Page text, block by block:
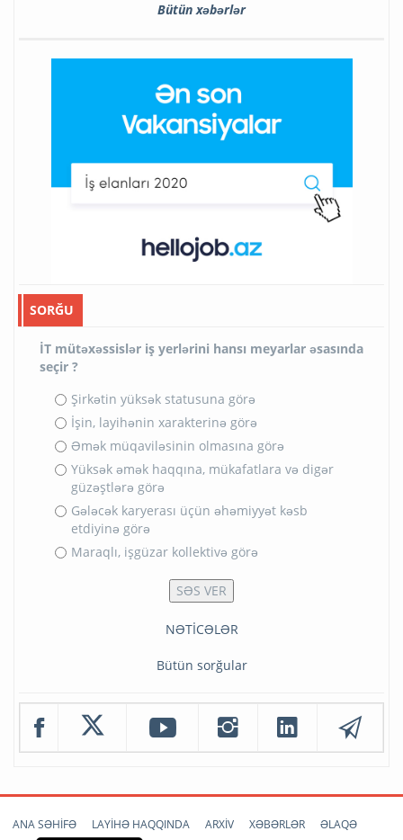
Bütün xəbərlər
SORĞU
İT mütəxəssislər iş yerlərini hansı meyarlar əsasında
seçir ?
Şirkətin yüksək statusuna görə
İşin, layihənin xarakterinə görə
Əmək müqaviləsinin olmasına görə
Yüksək əmək haqqına, mükafatlara və digər
güzəştlərə görə
Gələcək karyerası üçün əhəmiyyət kəsb
etdiyinə görə
Maraqlı, işgüzar kollektivə görə
NƏTİCƏLƏR
Bütün sorğular
ANA SƏHİFƏ LAYİHƏ HAQQINDA ARXİV XƏBƏRLƏR ƏLAQƏ